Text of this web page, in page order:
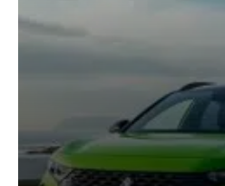
23 février 2026